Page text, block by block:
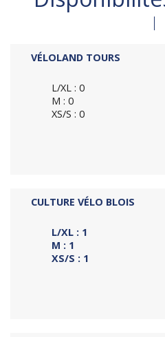
VÉLOLAND TOURS
L/XL : 0
M : 0
XS/S : 0
CULTURE VÉLO BLOIS
L/XL : 1
M : 1
XS/S : 1